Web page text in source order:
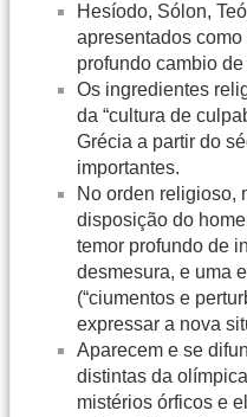
Hesíodo, Sólon,
apresentados
profundo cambio
Os ingredientes
da “cultura de
Grécia a partir do
importantes.
No orden religioso,
disposição do
temor profundo de
desmesura, e uma
(“ciumentos e
expressar a nova
Aparecem e se
distintas da
mistérios órficos e